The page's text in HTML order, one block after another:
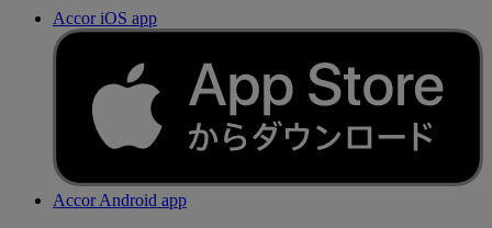
Accor iOS app
Accor Android app